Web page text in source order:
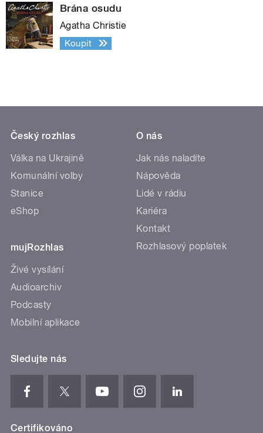
Brána osudu
Agatha Christie
Koupit
Český rozhlas
Válka na Ukrajině
Komunální volby
Stanice
eShop
mujRozhlas
Živé vysílání
Audioarchiv
Podcasty
Mobilní aplikace
O nás
Jak nás naladíte
Nápověda
Lidé v rádiu
Kariéra
Kontakt
Rozhlasový poplatek
Sledujte nás
Certifikováno